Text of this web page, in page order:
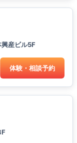
産ビル5F
体験・相談予約